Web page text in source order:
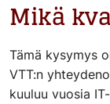
Mikä
Tämä kysymys
VTT:n
kuuluu vuosia